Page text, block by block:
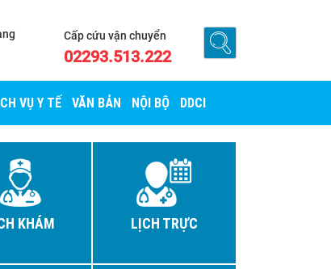
Cấp cứu vận chuyển
02293.513.222
VỤ Y TẾ VĂN BẢN NỘI BỘ DDCI
KHÁM LỊCH TRỰC